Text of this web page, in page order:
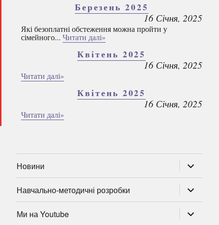
Березень 2025
16 Січня, 2025
Які безоплатні обстеження можна пройти у
сімейного... Читати далі»
Квітень 2025
16 Січня, 2025
Читати далі»
Квітень 2025
16 Січня, 2025
Читати далі»
Новини
підменю
Навчально-методичні розробки
підменю
Ми на Youtube
підменю